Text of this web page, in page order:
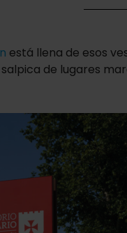
está llena de esos
de lugares